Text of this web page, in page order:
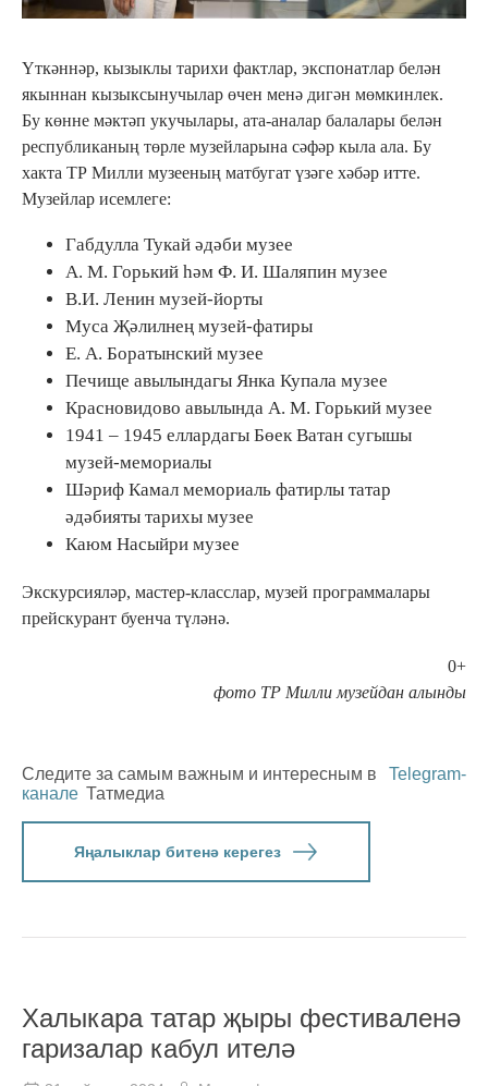
Үткәннәр, кызыклы тарихи фактлар, экспонатлар белән
якыннан кызыксынучылар өчен менә дигән мөмкинлек.
Бу көнне мәктәп укучылары, ата-аналар балалары белән
республиканың төрле музейларына сәфәр кыла ала. Бу
хакта ТР Милли музееның матбугат үзәге хәбәр итте.
Музейлар исемлеге:
Габдулла Тукай әдәби музее
А. М. Горький һәм Ф. И. Шаляпин музее
В.И. Ленин музей-йорты
Муса Җәлилнең музей-фатиры
Е. А. Боратынский музее
Печище авылындагы Янка Купала музее
Красновидово авылында А. М. Горький музее
1941 – 1945 еллардагы Бөек Ватан сугышы
музей-мемориалы
Шәриф Камал мемориаль фатирлы татар
әдәбияты тарихы музее
Каюм Насыйри музее
Экскурсияләр, мастер-класслар, музей программалары
прейскурант буенча түләнә.
0+
фото ТР Милли музейдан алынды
Следите за самым важным и интересным в
Telegram-
канале Татмедиа
Яңалыклар битенә керегез
Халыкара татар җыры фестиваленә
гаризалар кабул ителә